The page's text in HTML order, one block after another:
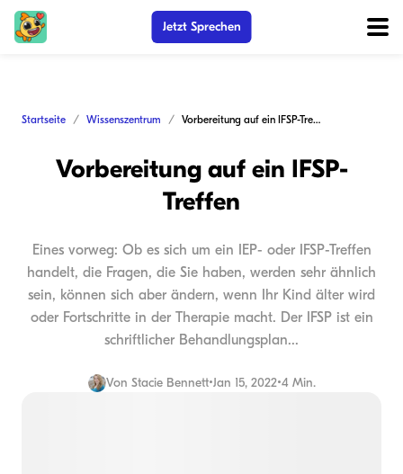
Jetzt Sprechen
Startseite Wissenszentrum Vorbereitung auf ein IFSP-Treffen
Vorbereitung auf ein IFSP-
Treffen
Eines vorweg: Ob es sich um ein IEP- oder IFSP-Treffen
handelt, die Fragen, die Sie haben, werden sehr ähnlich
sein, können sich aber ändern, wenn Ihr Kind älter wird
oder Fortschritte in der Therapie macht. Der IFSP ist ein
schriftlicher Behandlungsplan...
Von Stacie Bennett•Jan 15, 2022•4 Min.